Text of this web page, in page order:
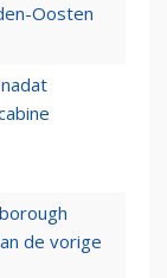
Oosten
de vorige